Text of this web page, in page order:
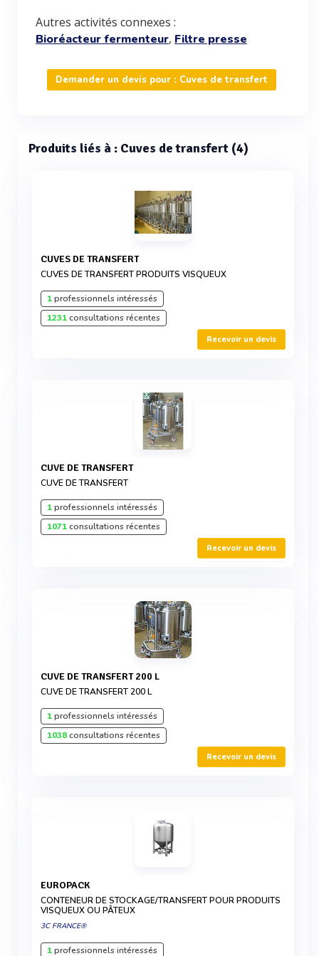
Autres activités connexes :
Bioréacteur fermenteur, Filtre presse
Demander un devis pour : Cuves de transfert
Produits liés à : Cuves de transfert (4)
CUVES DE TRANSFERT
CUVES DE TRANSFERT PRODUITS VISQUEUX
1professionnels intéressés
1231consultations récentes
Recevoir un devis
CUVE DE TRANSFERT
CUVE DE TRANSFERT
1professionnels intéressés
1071consultations récentes
Recevoir un devis
CUVE DE TRANSFERT 200 L
CUVE DE TRANSFERT 200 L
1professionnels intéressés
1038consultations récentes
Recevoir un devis
EUROPACK
CONTENEUR DE STOCKAGE/TRANSFERT POUR PRODUITS
VISQUEUX OU PÂTEUX
3C FRANCE®
1professionnels intéressés